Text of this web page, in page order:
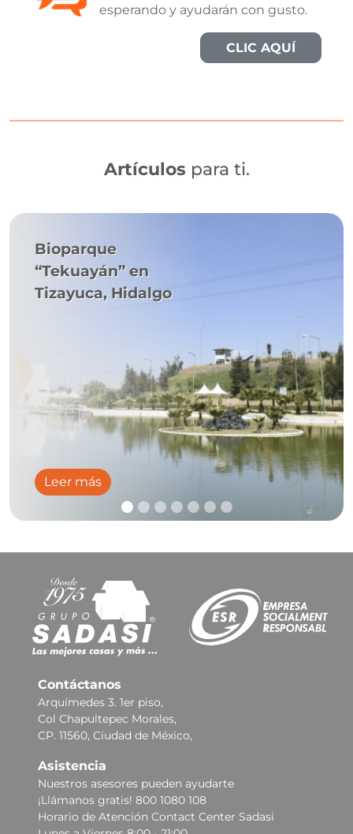
esperando y ayudarán con gusto.
CLIC AQUÍ
Artículos para ti.
Bioparque
“Tekuayán” en
Tizayuca, Hidalgo
Leer más
Contáctanos
Arquímedes 3. 1er piso,
Col Chapultepec Morales,
CP. 11560, Ciudad de México,
Asistencia
Nuestros asesores pueden ayudarte
¡Llámanos gratis! 800 1080 108
Horario de Atención Contact Center Sadasi